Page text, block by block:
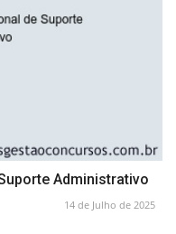
Administrativo
14 de Julho de 2025